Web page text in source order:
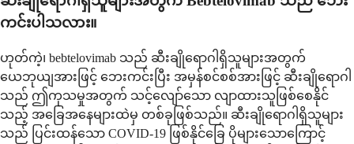
ကင်းပါသလား။
ဟုတ်ကဲ့၊ bebtelovimab သည် ဆီးချိုရောဂါရှိသူများအတွက်
ယေဘုယျအားဖြင့် ဘေးကင်းပြီး အမှန်စင်စစ်အားဖြင့် ဆီးချိုရောဂါ
သည် ဤကုသမှုအတွက် သင့်လျော်သော လျာထားသူဖြစ်စေနိုင်
သည့် အခြေအနေများထဲမှ တစ်ခုဖြစ်သည်။ ဆီးချိုရောဂါရှိသူများ
သည် ပြင်းထန်သော COVID-19 ဖြစ်နိုင်ခြေ ပိုများသောကြောင့်